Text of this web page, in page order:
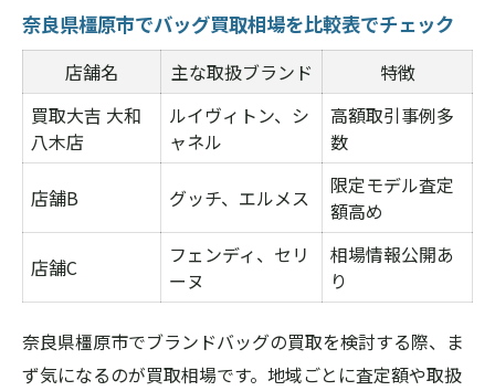
しよう
ブランドバッグを安心取引するための注意点
バッグ買取時に押さえておきたい安心取引
の比較表
初めてのバッグ買取でも安心できるチェッ
クポイント
トラブル回避のためのバッグ買取注意事項
バッグ買取でよくある疑問点とその解決策
ブランドバッグ買取における契約内容の確
認方法
橿原市で賢くバッグ買取店を選ぶコツ
奈良県橿原市でバッグ買取相場を比較表でチェック
店舗名 主な取扱ブランド
特徴
買取大吉 大和
八木店
ルイヴィトン、シ
ャネル
高額取引事例多
数
店舗B グッチ、エルメス
限定モデル査定
額高め
店舗C
フェンディ、セリ
ーヌ
相場情報公開あ
り
奈良県橿原市でブランドバッグの買取を検討する際、ま
ず気になるのが買取相場です。地域ごとに査定額や取扱